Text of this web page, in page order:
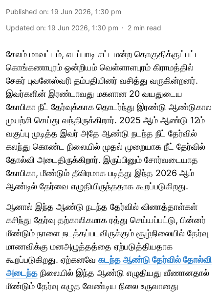
Published on: 19 Jun 2026, 1:30 pm
Updated on: 19 Jun 2026, 1:30 pm 2 min read
சேலம் மாவட்டம், எடப்பாடி சட்டமன்ற தொகுதிக்குட்பட்ட
கொங்கணாபுரம் ஒன்றியம் வெள்ளாளபுரம் கிராமத்தில்
சேகர் புவனேஸ்வரி தம்பதியினர் வசித்து வருகின்றனர்.
இவர்களின் இரண்டாவது மகளான 20 வயதுடைய
கோபிகா நீட் தேர்வுக்காக தொடர்ந்து இரண்டு ஆண்டுகால
முயற்சி செய்து வந்திருக்கிறார். 2025 ஆம் ஆண்டு 12ம்
வகுப்பு முடித்த இவர் அதே ஆண்டு நடந்த நீட் தேர்வில்
கலந்து கொண்ட நிலையில் முதல் முறையாக நீட் தேர்வில்
தோல்வி அடைதிருக்கிறார். இருப்பினும் சோர்வடையாத
கோபிகா, மீண்டும் தீவிரமாக படித்து இந்த 2026 ஆம்
ஆண்டில் தேர்வை எழுதியிருந்ததாக கூறப்படுகிறது.
ஆனால் இந்த ஆண்டு நடந்த தேர்வில் வினாத்தாள்கள்
கசிந்து தேர்வு தற்காலிகமாக ரத்து செய்யப்பட்டு, பின்னர்
மீண்டும் நாளை நடத்தப்படவிருக்கும் சூழ்நிலையில் தேர்வு
மாணவிக்கு மனஅழுத்தத்தை ஏற்படுத்தியதாக
கூறப்படுகிறது. ஏற்கனவே கடந்த ஆண்டு தேர்வில் தோல்வி
அடைந்த நிலையில் இந்த ஆண்டு எழுதியது வீணானதால்
மீண்டும் தேர்வு எழுத வேண்டிய நிலை உருவானது